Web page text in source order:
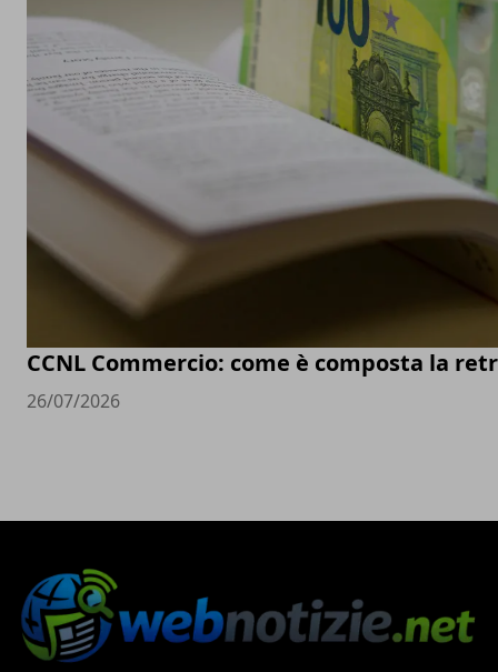
CCNL Commercio: come è composta la
26/07/2026